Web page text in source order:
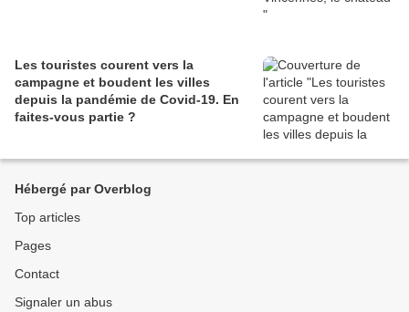
Les touristes courent vers la
campagne et boudent les villes
depuis la pandémie de Covid‑19. En
faites‑vous partie ?
Hébergé par Overblog
Top articles
Pages
Contact
Signaler un abus